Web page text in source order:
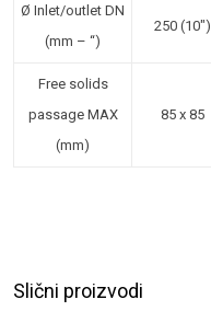
Ø Inlet/outlet DN
(mm – “)
250 (10″)
Free solids
passage MAX
(mm)
85 x 85
Slični proizvodi